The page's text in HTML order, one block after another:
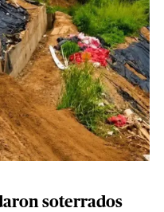
soterrados